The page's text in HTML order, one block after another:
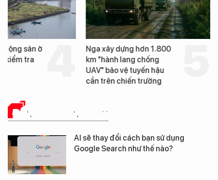
động sản ở
kiểm tra
Nga xây dựng hơn 1.800
km "hành lang chống
UAV" bảo vệ tuyến hậu
cần trên chiến trường
ĐÁNH GIÁ SẢN PHẨM
AI sẽ thay đổi cách bạn sử dụng
Google Search như thế nào?